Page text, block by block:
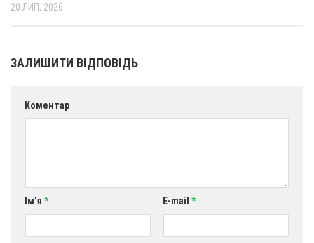
20 ЛИП, 2026
ЗАЛИШИТИ ВІДПОВІДЬ
Коментар
Ім’я * E-mail *